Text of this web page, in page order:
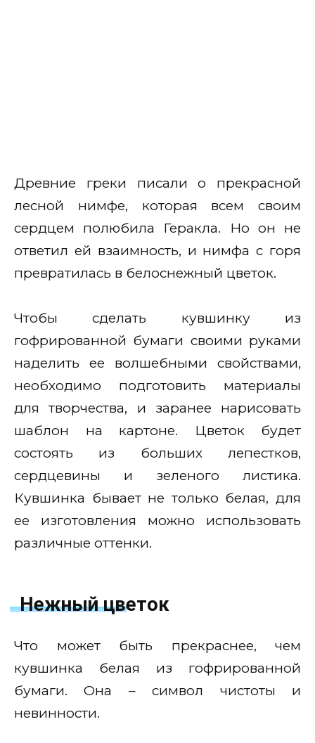
Древние греки писали о прекрасной
лесной нимфе, которая всем своим
сердцем полюбила Геракла. Но он не
ответил ей взаимность, и нимфа с горя
превратилась в белоснежный цветок.
Чтобы сделать кувшинку из
гофрированной бумаги своими руками
наделить ее волшебными свойствами,
необходимо подготовить материалы
для творчества, и заранее нарисовать
шаблон на картоне. Цветок будет
состоять из больших лепестков,
сердцевины и зеленого листика.
Кувшинка бывает не только белая, для
ее изготовления можно использовать
различные оттенки.
Нежный цветок
Что может быть прекраснее, чем
кувшинка белая из гофрированной
бумаги. Она – символ чистоты и
невинности.